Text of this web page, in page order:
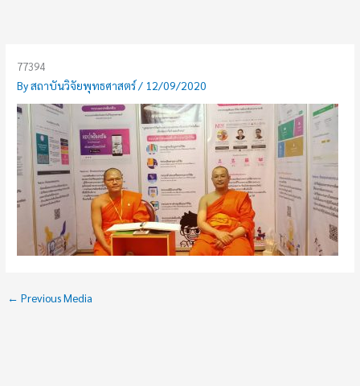
77394
Byสถาบันวิจัยพุทธศาสตร์/ 12/09/2020
← Previous Media